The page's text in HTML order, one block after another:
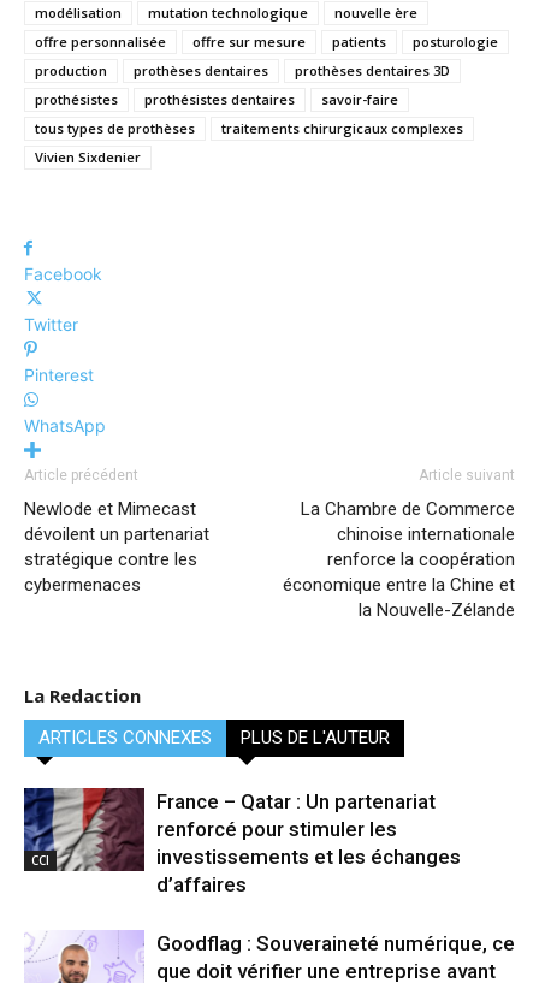
modélisation
mutation technologique
nouvelle ère
offre personnalisée
offre sur mesure patients
posturologie
production
prothèses dentaires
prothèses dentaires 3D
prothésistes
prothésistes dentaires
savoir-faire
tous types de prothèses
traitements chirurgicaux complexes
Vivien Sixdenier
Facebook
Twitter
Pinterest
WhatsApp
Article précédent
Newlode et Mimecast
dévoilent un partenariat
stratégique contre les
cybermenaces
Article suivant
La Chambre de Commerce
chinoise internationale
renforce la coopération
économique entre la Chine et
la Nouvelle-Zélande
La Redaction
ARTICLES CONNEXES PLUS DE L'AUTEUR
CCI
France – Qatar : Un partenariat
renforcé pour stimuler les
investissements et les échanges
d’affaires
Goodflag : Souveraineté numérique, ce
que doit vérifier une entreprise avant